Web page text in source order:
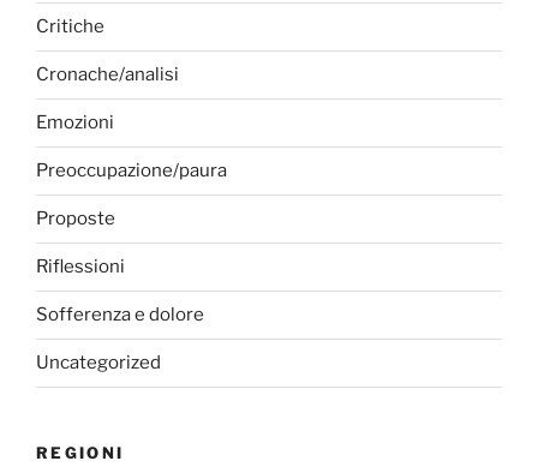
Critiche
Cronache/analisi
Emozioni
Preoccupazione/paura
Proposte
Riflessioni
Sofferenza e dolore
Uncategorized
REGIONI